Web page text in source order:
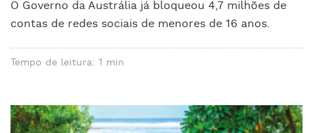
O Governo da Austrália já bloqueou 4,7 milhões de
contas de redes sociais de menores de 16 anos.
Tempo de leitura: 1 min